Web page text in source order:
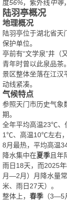
度56%，紫外线中等
陆羽亭概况
地理概况
陆羽亭位于湖北省天
保护单位。
亭前有“文学泉”井（
青年时曾以此泉品茶。
景区整体坐落在江汉
动线紧凑。
气候特点
参照天门市历史气象
期。
全年平均高温23℃、
1℃、高温10℃左右
8月最热，平均高温
降水集中在夏季 且年
雨日18天，而2025
月—2月）月降水量
米、雨日27天）。
整体上， 春季 （3—5